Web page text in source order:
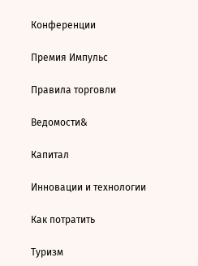
Конференции
Премия Импульс
Правила торговли
Ведомости&
Капитал
Инновации и технологии
Как потратить
Туризм